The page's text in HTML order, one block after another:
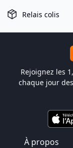
Relais colis
Rejoignez les
chaque jour
À propos